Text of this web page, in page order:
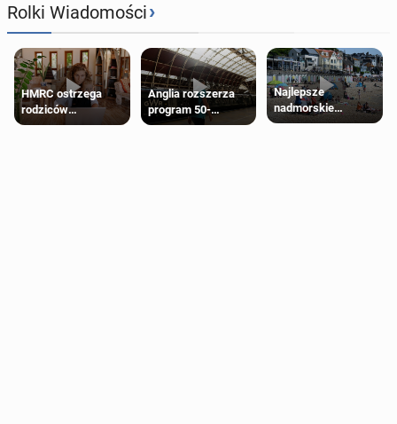
Rolki Wiadomości›
HMRC ostrzega
rodziców
pobierających Child
Anglia rozszerza
program 50-
procentowych
Najlepsze
nadmorskie
miasteczko blisko